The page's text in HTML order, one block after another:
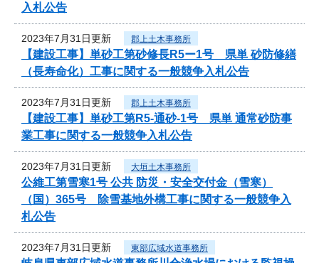
入札公告
2023年7月31日更新 郡上土木事務所
【建設工事】単砂工第砂修長R5ー1号 県単 砂防修繕
（長寿命化）工事に関する一般競争入札公告
2023年7月31日更新 郡上土木事務所
【建設工事】単砂工第R5-通砂-1号 県単 通常砂防事
業工事に関する一般競争入札公告
2023年7月31日更新 大垣土木事務所
公維工第雪寒1号 公共 防災・安全交付金（雪寒）
（国）365号 除雪基地外構工事に関する一般競争入
札公告
2023年7月31日更新 東部広域水道事務所